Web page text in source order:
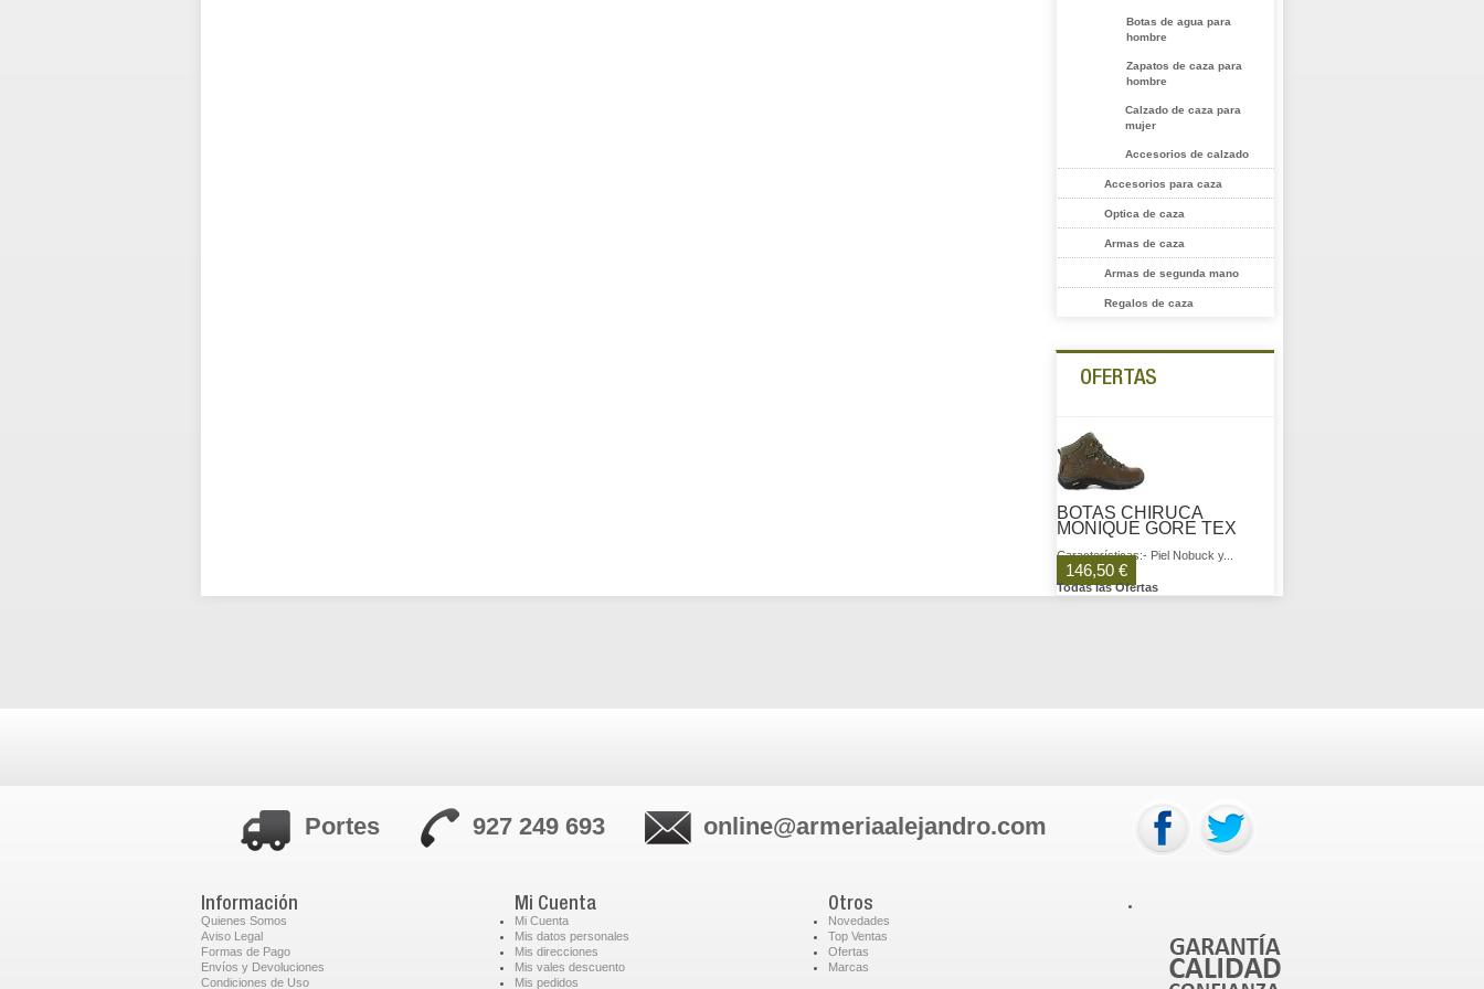
Botas de agua para
hombre
Zapatos de caza para
hombre
Calzado de caza para
mujer
Accesorios de calzado
Accesorios para caza
Optica de caza
Armas de caza
Armas de segunda mano
Regalos de caza
OFERTAS
BOTAS CHIRUCA
MONIQUE GORE TEX
Características:- Piel Nobuck y...
146,50 €
Todas las Ofertas
Portes 927 249 693 online@armeriaalejandro.com
Información
Quienes Somos
Aviso Legal
Formas de Pago
Envíos y Devoluciones
Condiciones de Uso
Mi Cuenta
Mi Cuenta
Mis datos personales
Mis direcciones
Mis vales descuento
Mis pedidos
Otros
Novedades
Top Ventas
Ofertas
Marcas